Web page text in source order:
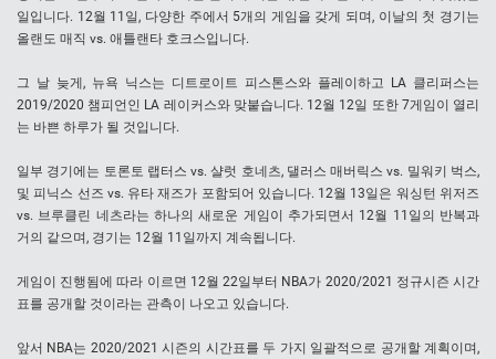
일입니다. 12월 11일, 다양한 주에서 5개의 게임을 갖게 되며, 이날의 첫 경기는
올랜도 매직 vs. 애틀랜타 호크스입니다.
그 날 늦게, 뉴욕 닉스는 디트로이트 피스톤스와 플레이하고 LA 클리퍼스는
2019/2020 챔피언인 LA 레이커스와 맞붙습니다. 12월 12일 또한 7게임이 열리
는 바쁜 하루가 될 것입니다.
일부 경기에는 토론토 랩터스 vs. 샬럿 호네츠, 댈러스 매버릭스 vs. 밀워키 벅스,
및 피닉스 선즈 vs. 유타 재즈가 포함되어 있습니다. 12월 13일은 워싱턴 위저즈
vs. 브루클린 네츠라는 하나의 새로운 게임이 추가되면서 12월 11일의 반복과
거의 같으며, 경기는 12월 11일까지 계속됩니다.
게임이 진행됨에 따라 이르면 12월 22일부터 NBA가 2020/2021 정규시즌 시간
표를 공개할 것이라는 관측이 나오고 있습니다.
앞서 NBA는 2020/2021 시즌의 시간표를 두 가지 일괄적으로 공개할 계획이며,